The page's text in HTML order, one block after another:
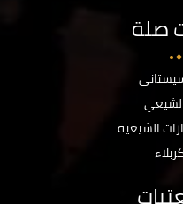
صلة
الشيعية